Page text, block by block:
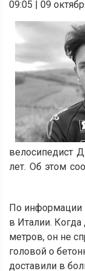
09:05 | 09
велосипедист
лет. Об этом
По информации
в Италии.
метров, он не
головой о
доставили в